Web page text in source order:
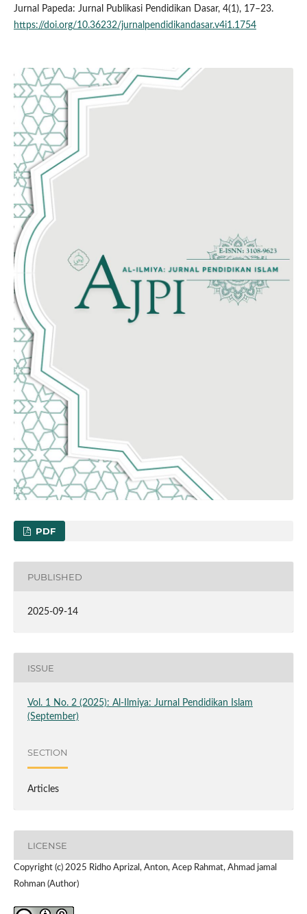
Jurnal Papeda: Jurnal Publikasi Pendidikan Dasar, 4(1), 17–23.
https://doi.org/10.36232/jurnalpendidikandasar.v4i1.1754
PDF
PUBLISHED
2025-09-14
ISSUE
Vol. 1 No. 2 (2025): Al-Ilmiya: Jurnal Pendidikan Islam
(September)
SECTION
Articles
LICENSE
Copyright (c) 2025 Ridho Aprizal, Anton, Acep Rahmat, Ahmad jamal
Rohman (Author)